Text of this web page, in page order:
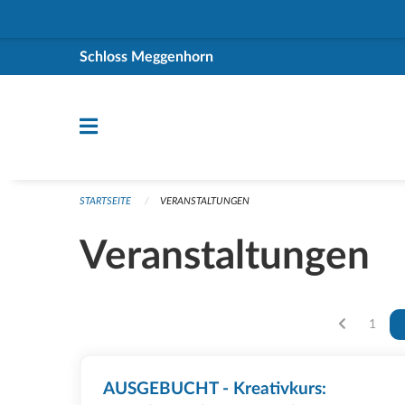
Schloss Meggenhorn
STARTSEITE VERANSTALTUNGEN
Veranstaltungen
Vous
1
AUSGEBUCHT - Kreativkurs: